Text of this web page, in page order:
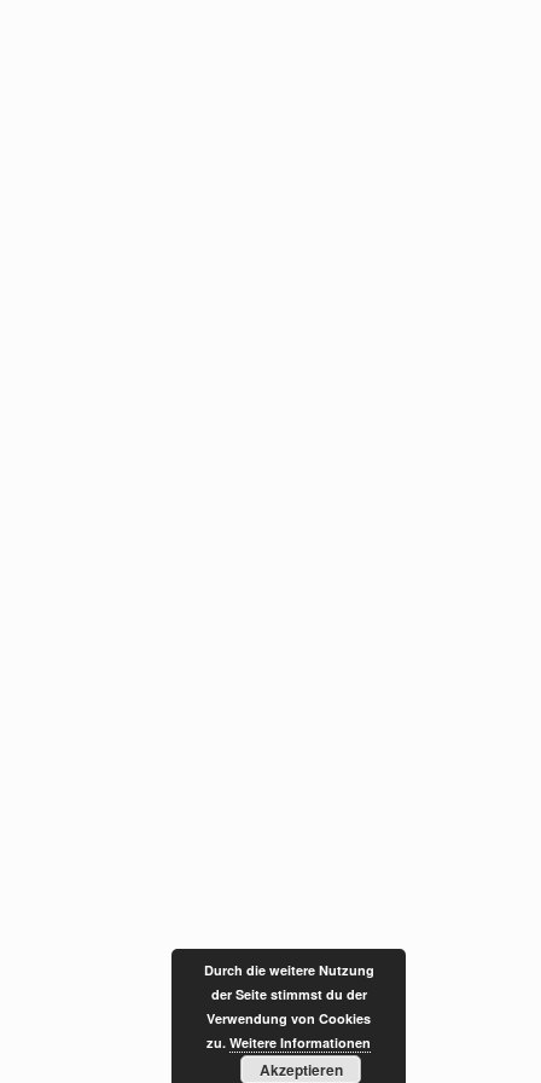
Durch die weitere Nutzung
der Seite stimmst du der
Verwendung von Cookies
zu. Weitere Informationen
Akzeptieren